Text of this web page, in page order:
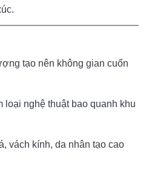
tạo nên không gian cuốn
loại nghệ thuật bao quanh khu
vách kính, da nhân tạo cao